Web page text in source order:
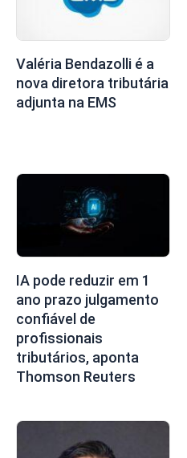
Valéria Bendazolli é a
nova diretora tributária
adjunta na EMS
IA pode reduzir em 1
ano prazo julgamento
confiável de
profissionais
tributários, aponta
Thomson Reuters